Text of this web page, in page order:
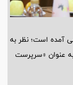
آمده است؛ نظر به
عنوان «سرپرست